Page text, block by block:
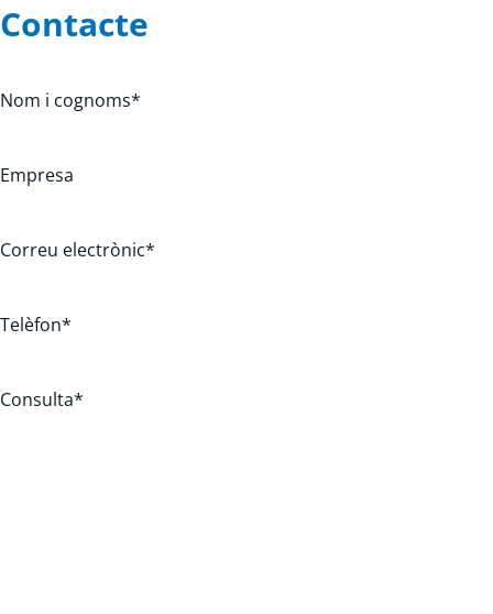
Contacte
Nom i cognoms*
Empresa
Correu electrònic*
Telèfon*
Consulta*